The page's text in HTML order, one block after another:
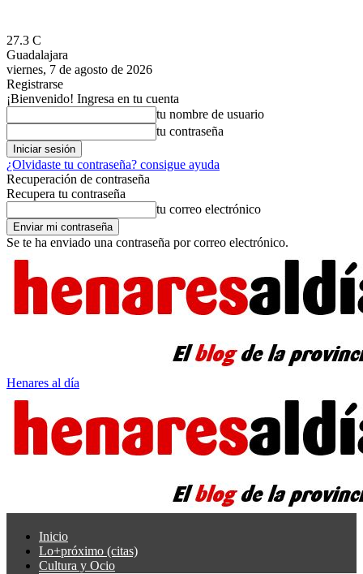
27.3 C
Guadalajara
viernes, 7 de agosto de 2026
Registrarse
¡Bienvenido! Ingresa en tu cuenta
tu nombre de usuario
tu contraseña
¿Olvidaste tu contraseña? consigue ayuda
Recuperación de contraseña
Recupera tu contraseña
tu correo electrónico
Se te ha enviado una contraseña por correo electrónico.
Henares al día
Inicio
Lo+próximo (citas)
Cultura y Ocio